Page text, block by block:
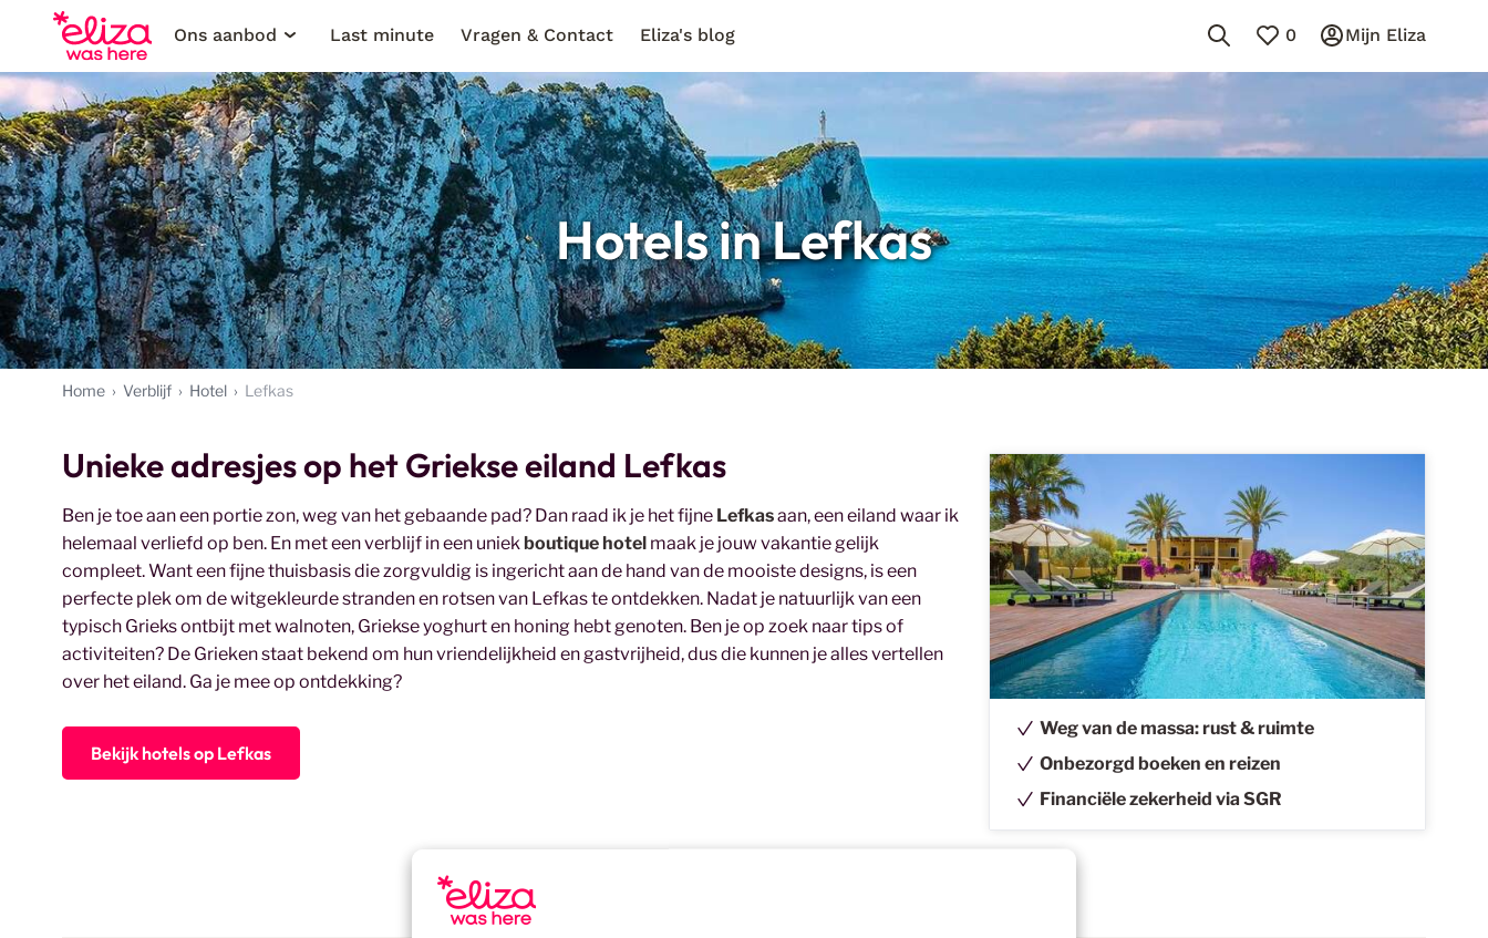
Ons aanbod
Last minute Vragen & Contact Eliza's blog 0 Mijn Eliza
Hotels in Lefkas
Home Verblijf Hotel Lefkas
Unieke adresjes op het Griekse eiland Lefkas
Ben je toe aan een portie zon, weg van het gebaande pad? Dan raad ik je het fijne Lefkasaan, een eiland waar ik
helemaal verliefd op ben. En met een verblijf in een uniek boutique hotel maak je jouw vakantie gelijk
compleet. Want een fijne thuisbasis die zorgvuldig is ingericht aan de hand van de mooiste designs, is een
perfecte plek om de witgekleurde stranden en rotsen van Lefkas te ontdekken. Nadat je natuurlijk van een
typisch Grieks ontbijt met walnoten, Griekse yoghurt en honing hebt genoten. Ben je op zoek naar tips of
activiteiten? De Grieken staat bekend om hun vriendelijkheid en gastvrijheid, dus die kunnen je alles vertellen
over het eiland. Ga je mee op ontdekking?
Bekijk hotels op Lefkas
Weg van de massa: rust & ruimte
Onbezorgd boeken en reizen
Financiële zekerheid via SGR